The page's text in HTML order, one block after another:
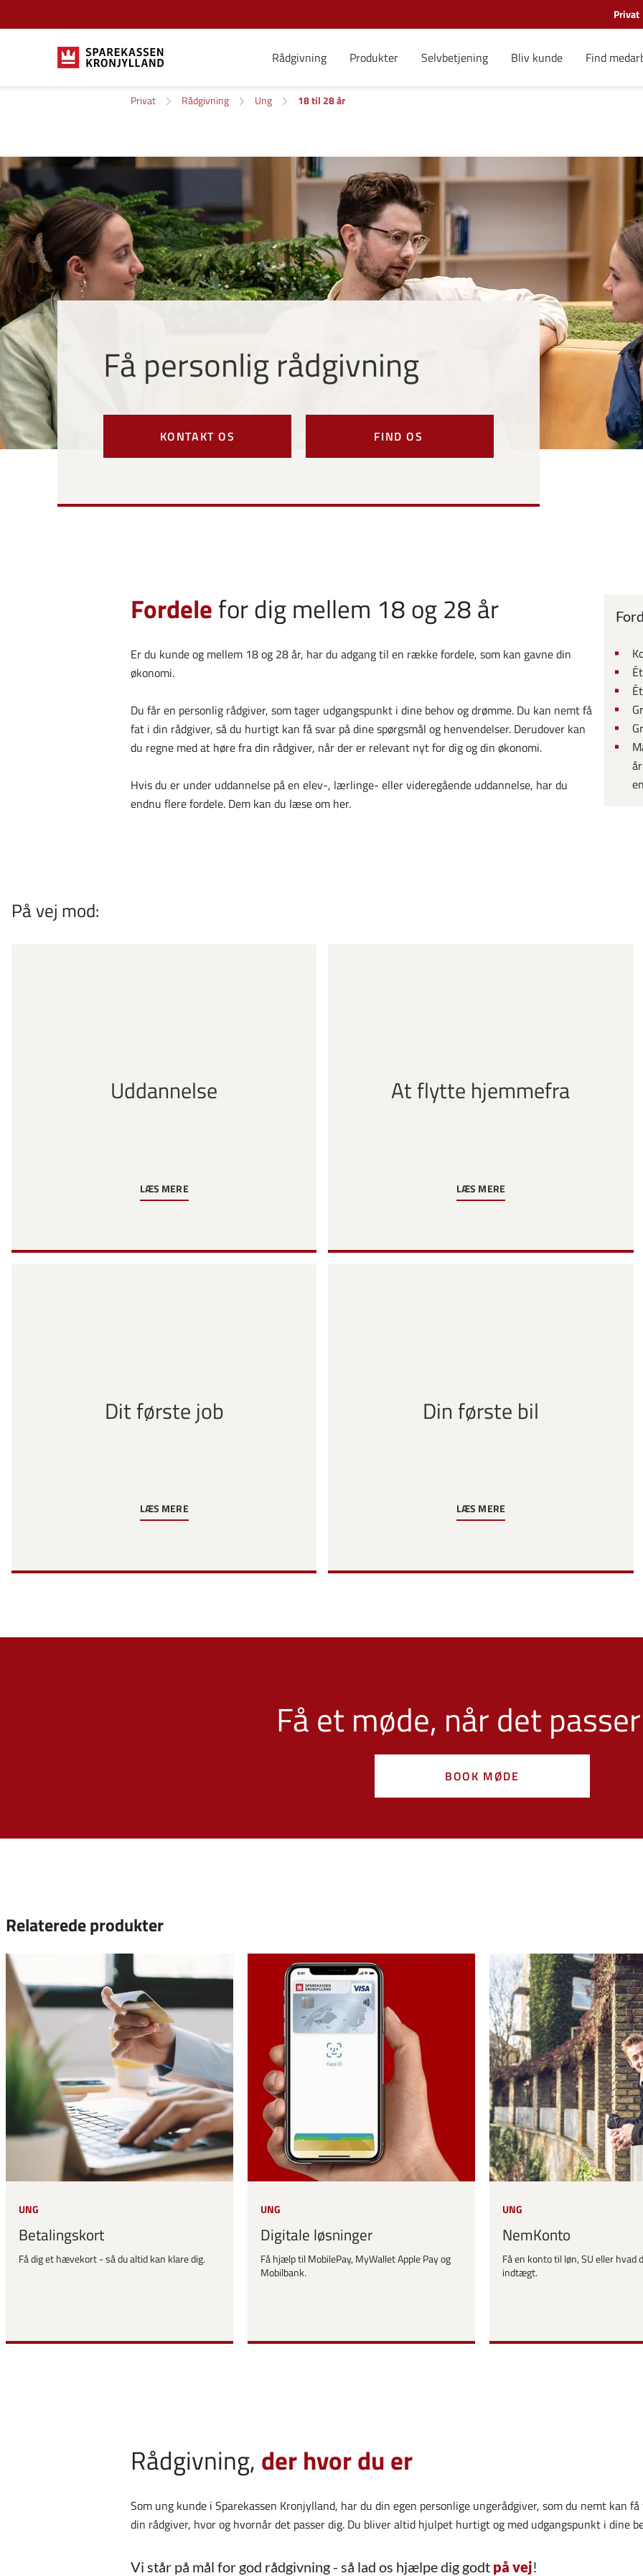
Privat
Rådgivning Produkter Selvbetjening Bliv kunde Find
Privat Rådgivning Ung 18 til 28 år
Få personlig rådgivning
KONTAKT OS FIND OS
Fordelefor dig mellem 18 og 28 år
Er du kunde og mellem 18 og 28 år, har du adgang til en række fordele, som kan gavne din
økonomi.
Du får en personlig rådgiver, som tager udgangspunkt i dine behov og drømme. Du kan nemt få
fat i din rådgiver, så du hurtigt kan få svar på dine spørgsmål og henvendelser. Derudover kan
du regne med at høre fra din rådgiver, når der er relevant nyt for dig og din økonomi.
Hvis du er under uddannelse på en elev-, lærlinge- eller videregående uddannelse, har du
endnu flere fordele. Dem kan du læse om her.
På vej mod:
Uddannelse
LÆS MERE
At flytte hjemmefra
LÆS MERE
Dit første job
LÆS MERE
Din første bil
LÆS MERE
Få et møde, når det
BOOK MØDE
Relaterede produkter
UNG
Betalingskort
Få dig et hævekort - så du altid kan klare dig.
UNG
Digitale løsninger
Få hjælp til MobilePay, MyWallet Apple Pay og
Mobilbank.
UNG
NemKonto
Få en konto til løn, SU eller hvad
indtægt.
Rådgivning, der hvor du er
Som ung kunde i Sparekassen Kronjylland, har du din egen personlige ungerådgiver, som du nemt kan
din rådgiver, hvor og hvornår det passer dig. Du bliver altid hjulpet hurtigt og med udgangspunkt i dine
Vi står på mål for god rådgivning - så lad os hjælpe dig godt på vej!